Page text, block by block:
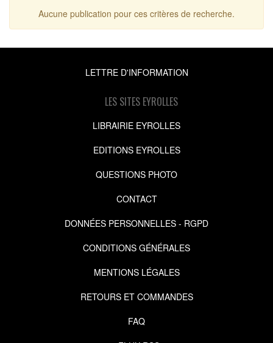
Aucune publication pour ces critères de recherche.
LETTRE D'INFORMATION
LES SITES EYROLLES
LIBRAIRIE EYROLLES
EDITIONS EYROLLES
QUESTIONS PHOTO
CONTACT
DONNÉES PERSONNELLES - RGPD
CONDITIONS GÉNÉRALES
MENTIONS LÉGALES
RETOURS ET COMMANDES
FAQ